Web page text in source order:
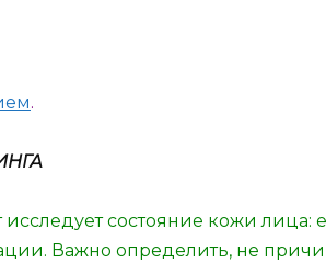
.
состояние кожи лица:
Важно определить, не